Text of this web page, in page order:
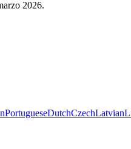
2026.
PortugueseDutchCzechLatvian